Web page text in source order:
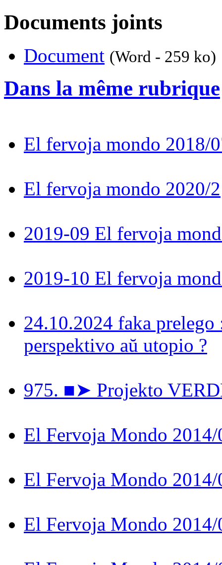
Documents joints
Document (Word - 259 ko)
Dans la même rubrique
El fervoja mondo 2018/
El fervoja mondo 2020/2
2019-09 El fervoja
2019-10 El fervoja
24.10.2024 faka
perspektivo aŭ utopio ?
975. ■➤ Projekto
El Fervoja Mondo 2014/
El Fervoja Mondo 2014/
El Fervoja Mondo 2014/